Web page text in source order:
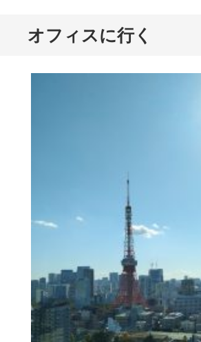
オフィスに行く